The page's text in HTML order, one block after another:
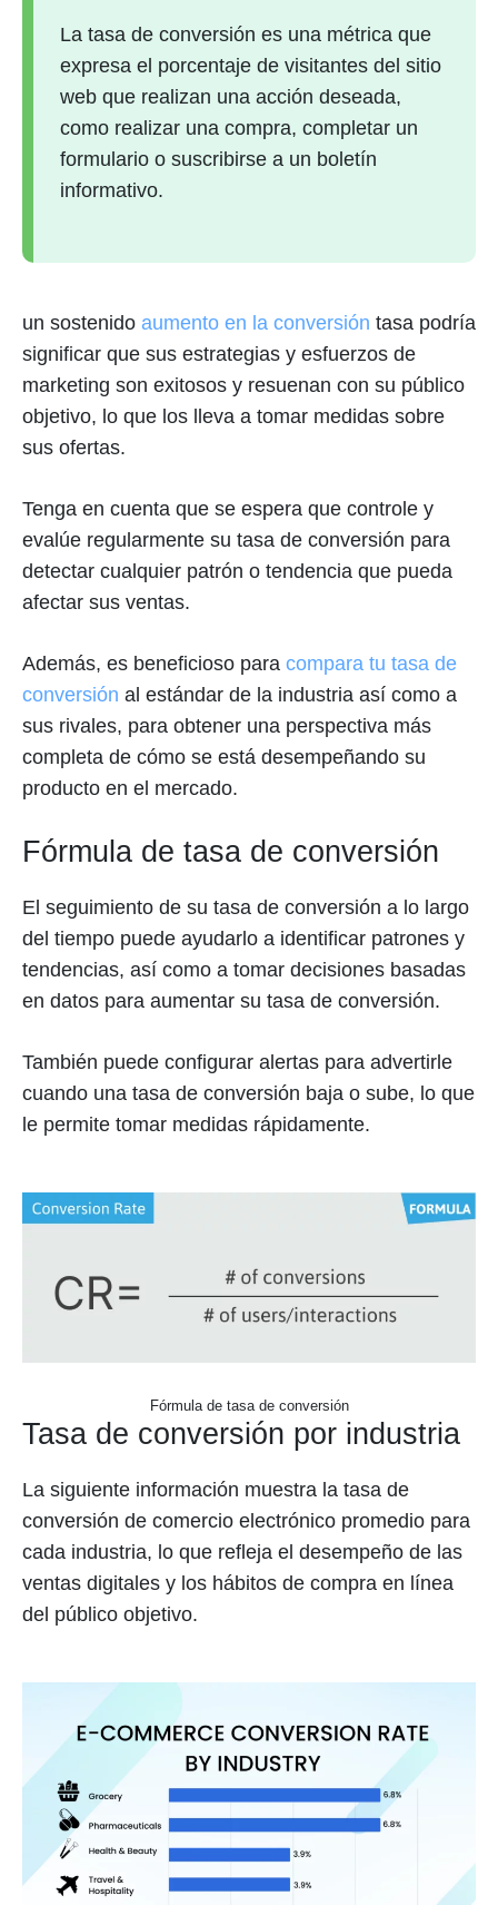
La tasa de conversión es una métrica que
expresa el porcentaje de visitantes del sitio
web que realizan una acción deseada,
como realizar una compra, completar un
formulario o suscribirse a un boletín
informativo.
un sostenido aumento en la conversión tasa podría
significar que sus estrategias y esfuerzos de
marketing son exitosos y resuenan con su público
objetivo, lo que los lleva a tomar medidas sobre
sus ofertas.
Tenga en cuenta que se espera que controle y
evalúe regularmente su tasa de conversión para
detectar cualquier patrón o tendencia que pueda
afectar sus ventas.
Además, es beneficioso para compara tu tasa de
conversión al estándar de la industria así como a
sus rivales, para obtener una perspectiva más
completa de cómo se está desempeñando su
producto en el mercado.
Fórmula de tasa de conversión
El seguimiento de su tasa de conversión a lo largo
del tiempo puede ayudarlo a identificar patrones y
tendencias, así como a tomar decisiones basadas
en datos para aumentar su tasa de conversión.
También puede configurar alertas para advertirle
cuando una tasa de conversión baja o sube, lo que
le permite tomar medidas rápidamente.
Fórmula de tasa de conversión
Tasa de conversión por industria
La siguiente información muestra la tasa de
conversión de comercio electrónico promedio para
cada industria, lo que refleja el desempeño de las
ventas digitales y los hábitos de compra en línea
del público objetivo.